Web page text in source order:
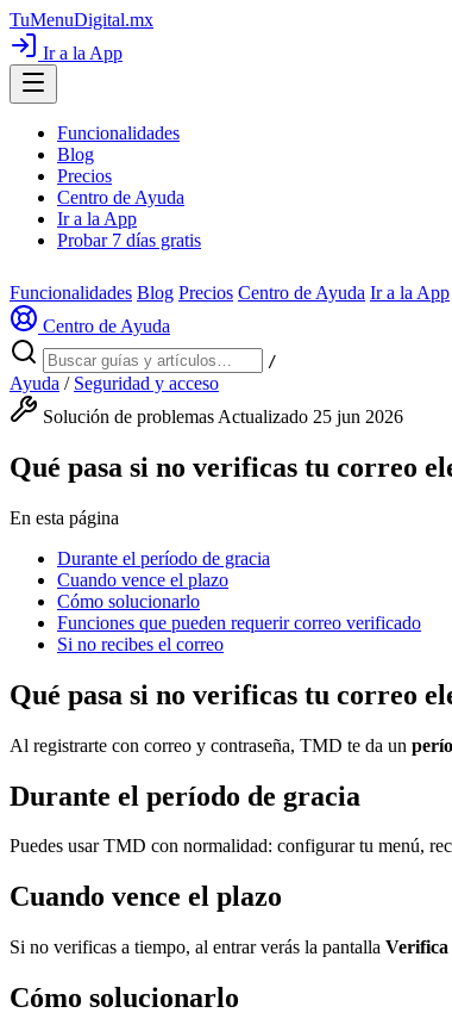
TuMenuDigital.mx
Ir a la App
Funcionalidades
Blog
Precios
Centro de Ayuda
Ir a la App
Probar 7 días gratis
Funcionalidades Blog Precios Centro de Ayuda Ir a la App
Centro de Ayuda
/
Ayuda / Seguridad y acceso
Solución de problemas Actualizado 25 jun 2026
Qué pasa si no verificas tu correo
En esta página
Durante el período de gracia
Cuando vence el plazo
Cómo solucionarlo
Funciones que pueden requerir correo verificado
Si no recibes el correo
Qué pasa si no verificas tu correo
Al registrarte con correo y contraseña, TMD te da un
Durante el período de gracia
Puedes usar TMD con normalidad: configurar tu menú,
Cuando vence el plazo
Si no verificas a tiempo, al entrar verás la pantalla Verifica
Cómo solucionarlo